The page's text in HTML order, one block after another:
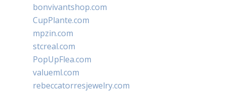
bonvivantshop.com
CupPlante.com
mpzin.com
stcreal.com
PopUpFlea.com
valueml.com
rebeccatorresjewelry.com